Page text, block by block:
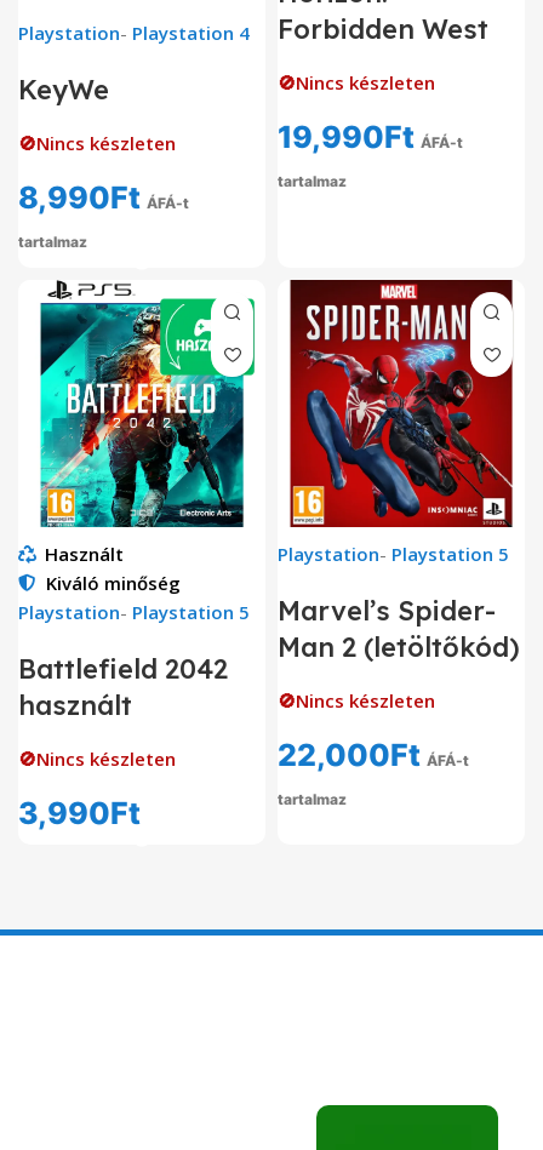
Playstation- Playstation 4
KeyWe
🚫Nincs készleten
8,990Ft ÁFÁ-t
tartalmaz
Forbidden West
🚫Nincs készleten
19,990Ft ÁFÁ-t
tartalmaz
Használt
Kiváló minőség
Playstation- Playstation 5
Battlefield 2042
használt
🚫Nincs készleten
3,990Ft
Playstation- Playstation 5
Marvel’s Spider-
Man 2 (letöltőkód)
🚫Nincs készleten
22,000Ft ÁFÁ-t
tartalmaz